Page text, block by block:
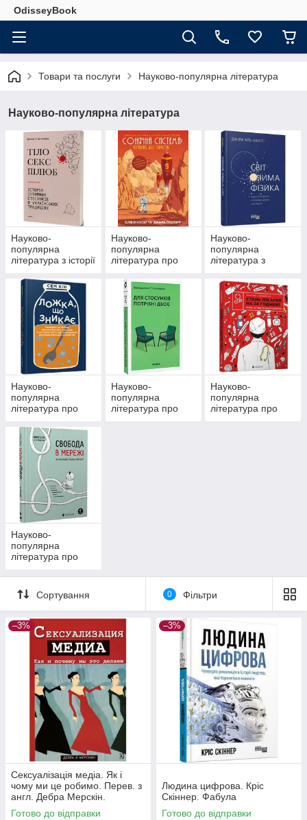
OdisseyBook
Товари та послуги Науково-популярна література
Науково-популярна література
Науково-
популярна
література з історії
Науково-
популярна
література про
Науково-
популярна
література з
математики
Науково-
популярна
література про
Науково-
популярна
література про
Науково-
популярна
література про
Науково-
популярна
література про
техніці
Сортування
0 Фільтри
–3%
Сексуалізація медіа. Як і
чому ми це робимо. Перев. з
англ. Дебра Мерскін.
Гуманітарний центр
Готово до відправки
–3%
Людина цифрова. Кріс
Скіннер. Фабула
Готово до відправки